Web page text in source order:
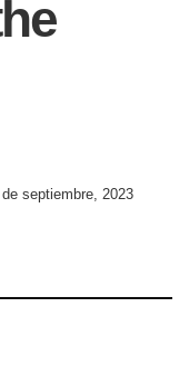
septiembre, 2023